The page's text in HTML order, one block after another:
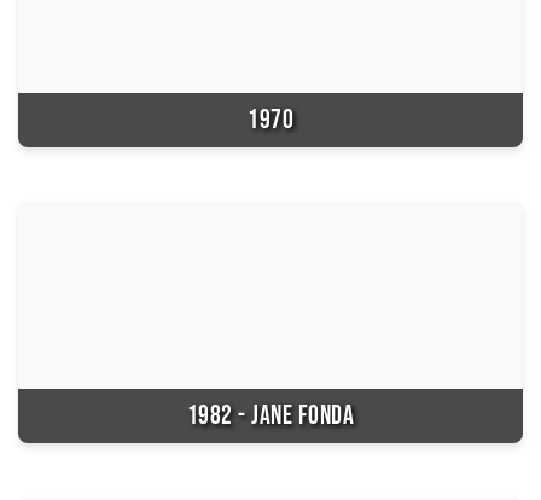
1970
1982 - JANE FONDA